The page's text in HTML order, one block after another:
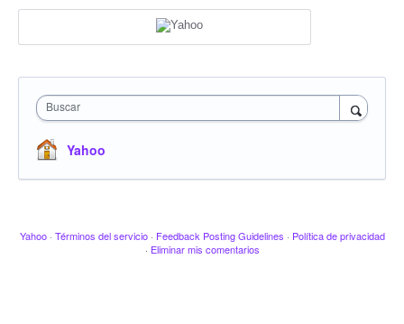
Buscar
Yahoo
Yahoo · Términos del servicio · Feedback Posting Guidelines · Política de privacidad
· Eliminar mis comentarios